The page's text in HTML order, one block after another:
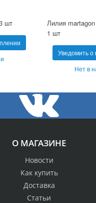
шт
Лилия
1 шт
Уведомить о
Нет в
О МАГАЗИНЕ
Новости
Как купить
Доставка
Статьи